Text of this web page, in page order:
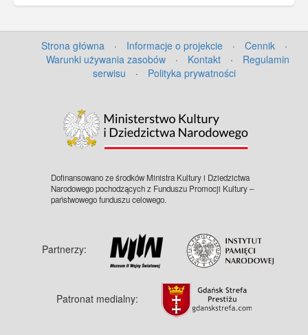
Strona główna · Informacje o projekcie · Cennik
·
Warunki używania zasobów
· Kontakt ·
Regulamin
serwisu
· Polityka prywatności
Dofinansowano ze środków Ministra Kultury i Dziedzictwa
Narodowego pochodzących z Funduszu Promocji Kultury –
państwowego funduszu celowego.
Partnerzy:
Patronat medialny: